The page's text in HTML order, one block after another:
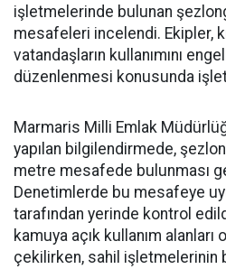
işletmelerinde bulunan
mesafeleri incelendi. Ekipler,
vatandaşların kullanımını
düzenlenmesi konusunda
Marmaris Milli Emlak
yapılan bilgilendirmede,
metre mesafede bulunması
Denetimlerde bu mesafeye
tarafından yerinde kontrol
kamuya açık kullanım
çekilirken, sahil işletmelerinin